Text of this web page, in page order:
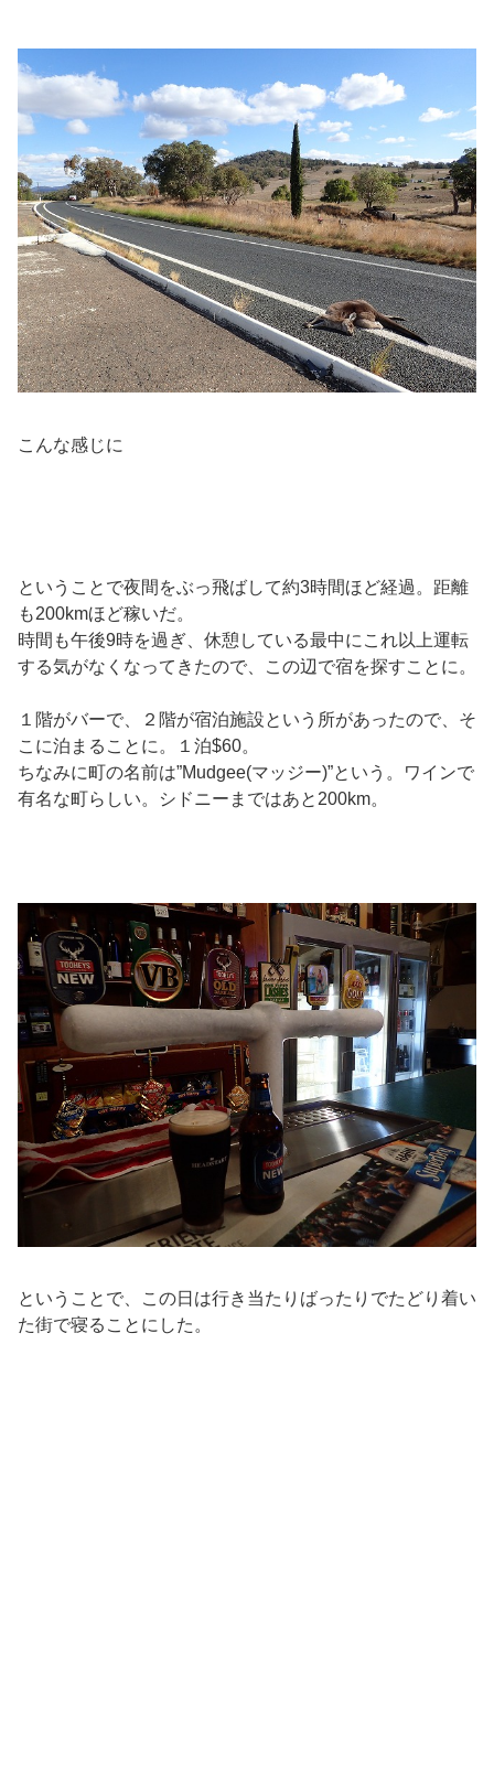
こんな感じに
ということで夜間をぶっ飛ばして約3時間ほど経過。距離
も200kmほど稼いだ。
時間も午後9時を過ぎ、休憩している最中にこれ以上運転
する気がなくなってきたので、この辺で宿を探すことに。
１階がバーで、２階が宿泊施設という所があったので、そ
こに泊まることに。１泊$60。
ちなみに町の名前は”Mudgee(マッジー)”という。ワインで
有名な町らしい。シドニーまではあと200km。
ということで、この日は行き当たりばったりでたどり着い
た街で寝ることにした。